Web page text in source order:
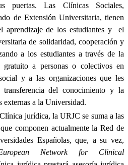
puertas. Las Clínicas Sociales,
de Extensión Universitaria, tienen
aprendizaje de los estudiantes y el
de solidaridad, cooperación y
a los estudiantes a través de la
gratuito a personas o colectivos en
y a las organizaciones que les
transferencia del conocimiento y la
externas a la Universidad.
jurídica, la URJC se suma a las
componen actualmente la Red de
Españolas, que, a su vez,
Network for Clinical